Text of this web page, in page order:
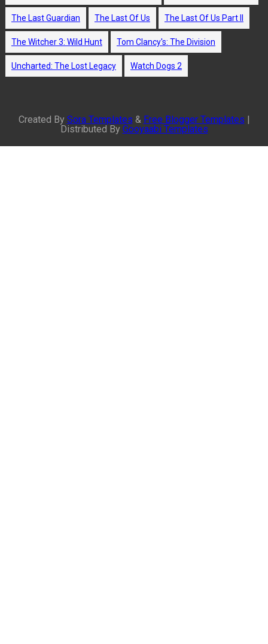
The Last Guardian The Last Of Us The Last Of Us Part II
The Witcher 3: Wild Hunt Tom Clancy's: The Division
Uncharted: The Lost Legacy Watch Dogs 2
Created By Sora Templates & Free Blogger Templates |
Distributed By Gooyaabi Templates